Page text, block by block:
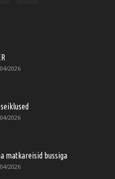
2026
2026
matkareisid bussiga
2026